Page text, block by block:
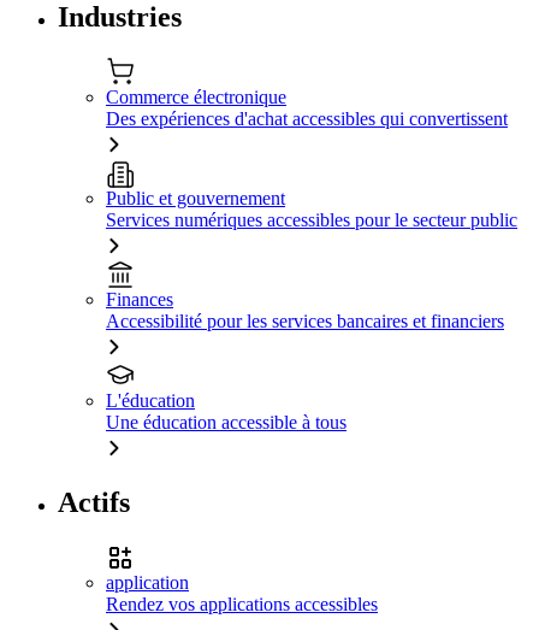
Industries
Commerce électronique
Des expériences d'achat accessibles qui convertissent
Public et gouvernement
Services numériques accessibles pour le secteur public
Finances
Accessibilité pour les services bancaires et financiers
L'éducation
Une éducation accessible à tous
Actifs
application
Rendez vos applications accessibles